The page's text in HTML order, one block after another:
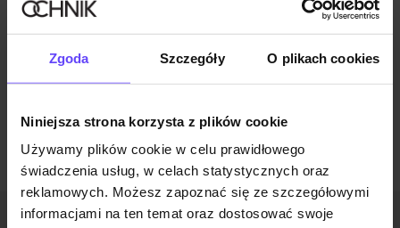
Zgoda Szczegóły O plikach cookies
Niniejsza strona korzysta z plików cookie
Używamy plików cookie w celu prawidłowego
świadczenia usług, w celach statystycznych oraz
reklamowych. Możesz zapoznać się ze szczegółowymi
informacjami na ten temat oraz dostosować swoje
Wysyłka w 1 dzień roboczy